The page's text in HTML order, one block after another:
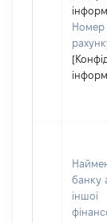
Номер
банку
іншої